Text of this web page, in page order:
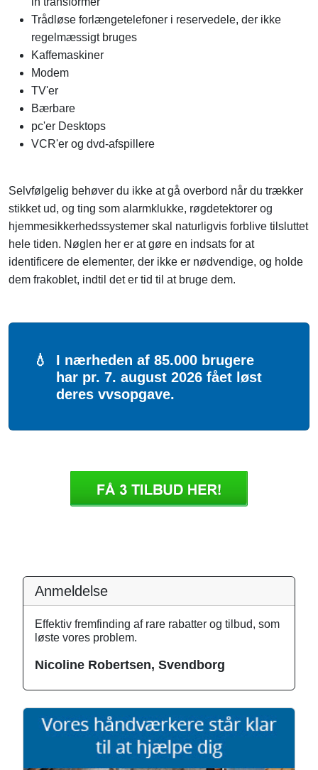
Trådløse forlængetelefoner i reservedele, der ikke
regelmæssigt bruges
Kaffemaskiner
Modem
TV'er
Bærbare
pc'er Desktops
VCR'er og dvd-afspillere
Selvfølgelig behøver du ikke at gå overbord når du trækker
stikket ud, og ting som alarmklukke, røgdetektorer og
hjemmesikkerhedssystemer skal naturligvis forblive tilsluttet
hele tiden. Nøglen her er at gøre en indsats for at
identificere de elementer, der ikke er nødvendige, og holde
dem frakoblet, indtil det er tid til at bruge dem.
💧 I nærheden af 85.000 brugere
har pr. 7. august 2026 fået løst
deres vvsopgave.
Anmeldelse
Effektiv fremfinding af rare rabatter og tilbud, som
løste vores problem.
Nicoline Robertsen, Svendborg